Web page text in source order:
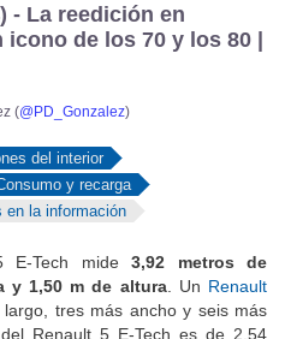
- La reedición en
de los 70 y los 80 |
(@PD_Gonzalez)
del interior
y recarga
en la información
E-Tech mide3,92 metros de
y 1,50 m de altura. Un Renault
tres más ancho y seis más
Renault 5 E-Tech es de 2,54